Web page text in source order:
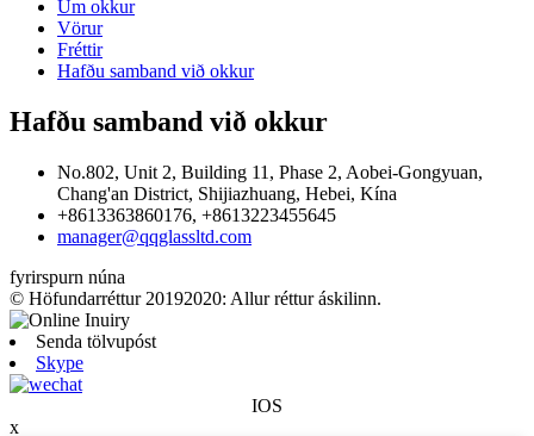
Um okkur
Vörur
Fréttir
Hafðu samband við okkur
Hafðu samband við okkur
No.802, Unit 2, Building 11, Phase 2, Aobei-Gongyuan,
Chang'an District, Shijiazhuang, Hebei, Kína
+8613363860176, +8613223455645
manager@qqglassltd.com
fyrirspurn núna
© Höfundarréttur 20192020: Allur réttur áskilinn.
Senda tölvupóst
Skype
IOS
x